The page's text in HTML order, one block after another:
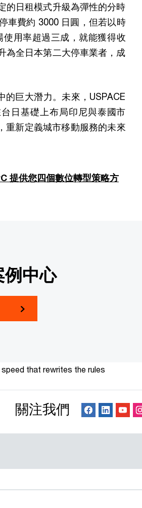
的日租模式升級為彈性的分時
車費約 3000 日圓，但若以時
用率超過三成，就能獲得收
為全日本第二大停車業者，成
的巨大潛力。未來，USPACE
日基礎上布局印尼與泰國市
重新定義城市移動服務的未來
提供您四個數位轉型策略方
例中心
that rewrites the rules
關注我們